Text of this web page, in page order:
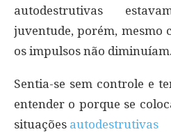
autodestrutivas
juventude, porém, mesmo
os impulsos não diminuíam.
Sentia-se sem controle e
entender o porque se
situações autodestrutivas